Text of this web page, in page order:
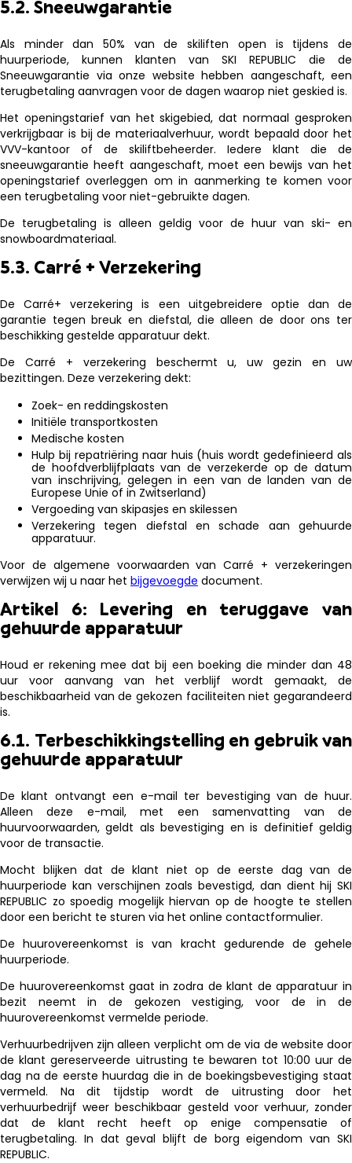
5.2. Sneeuwgarantie
Als minder dan 50% van de skiliften open is tijdens de
huurperiode, kunnen klanten van SKI REPUBLIC die de
Sneeuwgarantie via onze website hebben aangeschaft, een
terugbetaling aanvragen voor de dagen waarop niet geskied is.
Het openingstarief van het skigebied, dat normaal gesproken
verkrijgbaar is bij de materiaalverhuur, wordt bepaald door het
VVV-kantoor of de skiliftbeheerder. Iedere klant die de
sneeuwgarantie heeft aangeschaft, moet een bewijs van het
openingstarief overleggen om in aanmerking te komen voor
een terugbetaling voor niet-gebruikte dagen.
De terugbetaling is alleen geldig voor de huur van ski- en
snowboardmateriaal.
5.3. Carré + Verzekering
De Carré+ verzekering is een uitgebreidere optie dan de
garantie tegen breuk en diefstal, die alleen de door ons ter
beschikking gestelde apparatuur dekt.
De Carré + verzekering beschermt u, uw gezin en uw
bezittingen. Deze verzekering dekt:
Zoek- en reddingskosten
Initiële transportkosten
Medische kosten
Hulp bij repatriëring naar huis (huis wordt gedefinieerd als
de hoofdverblijfplaats van de verzekerde op de datum
van inschrijving, gelegen in een van de landen van de
Europese Unie of in Zwitserland)
Vergoeding van skipasjes en skilessen
Verzekering tegen diefstal en schade aan gehuurde
apparatuur.
Voor de algemene voorwaarden van Carré + verzekeringen
verwijzen wij u naar het bijgevoegde document.
Artikel 6: Levering en teruggave van
gehuurde apparatuur
Houd er rekening mee dat bij een boeking die minder dan 48
uur voor aanvang van het verblijf wordt gemaakt, de
beschikbaarheid van de gekozen faciliteiten niet gegarandeerd
is.
6.1. Terbeschikkingstelling en gebruik van
gehuurde apparatuur
De klant ontvangt een e-mail ter bevestiging van de huur.
Alleen deze e-mail, met een samenvatting van de
huurvoorwaarden, geldt als bevestiging en is definitief geldig
voor de transactie.
Mocht blijken dat de klant niet op de eerste dag van de
huurperiode kan verschijnen zoals bevestigd, dan dient hij SKI
REPUBLIC zo spoedig mogelijk hiervan op de hoogte te stellen
door een bericht te sturen via het online contactformulier.
De huurovereenkomst is van kracht gedurende de gehele
huurperiode.
De huurovereenkomst gaat in zodra de klant de apparatuur in
bezit neemt in de gekozen vestiging, voor de in de
huurovereenkomst vermelde periode.
Verhuurbedrijven zijn alleen verplicht om de via de website door
de klant gereserveerde uitrusting te bewaren tot 10:00 uur de
dag na de eerste huurdag die in de boekingsbevestiging staat
vermeld. Na dit tijdstip wordt de uitrusting door het
verhuurbedrijf weer beschikbaar gesteld voor verhuur, zonder
dat de klant recht heeft op enige compensatie of
terugbetaling. In dat geval blijft de borg eigendom van SKI
REPUBLIC.